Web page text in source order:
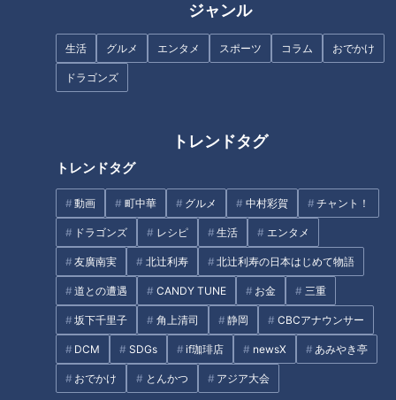
ジャンル
生活 グルメ エンタメ スポーツ コラム おでかけ
ドラゴンズ
トレンドタグ
トレンドタグ
動画 町中華 グルメ 中村彩賀 チャント！
ドラゴンズ レシピ 生活 エンタメ
友廣南実 北辻利寿 北辻利寿の日本はじめて物語
道との遭遇 CANDY TUNE お金 三重
坂下千里子 角上清司 静岡 CBCアナウンサー
DCM SDGs if珈琲店 newsX あみやき亭
おでかけ とんかつ アジア大会
飼育種類数は約1200！日本一多
くの生きものが暮らしている鳥
羽水族館で今見るべき動物を全
不気味な“赤い首” 艶のある体
土用の丑の日に食べるもの、ウ
ナギ以外もOK！
日本でオスのシャチが見られる
のは名古屋港水族館だけ！今し
か見られない赤ちゃんの姿にキ
ュン♡名古屋港水族館の「GW
にオススメ！人気の生きものラ
ンキング」を発表！
タグ
チャント！ 愛知 東山動植物園